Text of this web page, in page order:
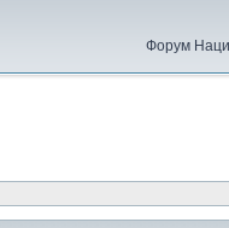
Форум